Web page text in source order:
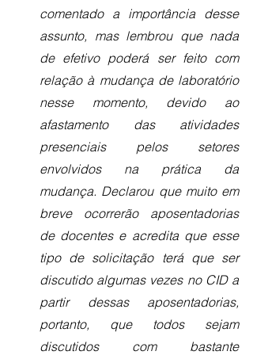
comentado a importância desse
assunto, mas lembrou que nada
de efetivo poderá ser feito com
relação à mudança de laboratório
nesse momento, devido ao
afastamento das atividades
presenciais pelos setores
envolvidos na prática da
mudança. Declarou que muito em
breve ocorrerão aposentadorias
de docentes e acredita que esse
tipo de solicitação terá que ser
discutido algumas vezes no CID a
partir dessas aposentadorias,
portanto, que todos sejam
discutidos com bastante